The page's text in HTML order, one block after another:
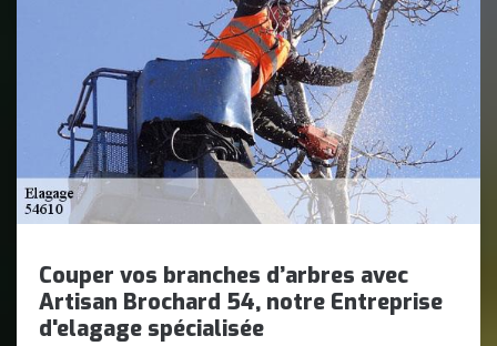
Couper vos branches d’arbres avec
Artisan Brochard 54, notre Entreprise
d'elagage spécialisée